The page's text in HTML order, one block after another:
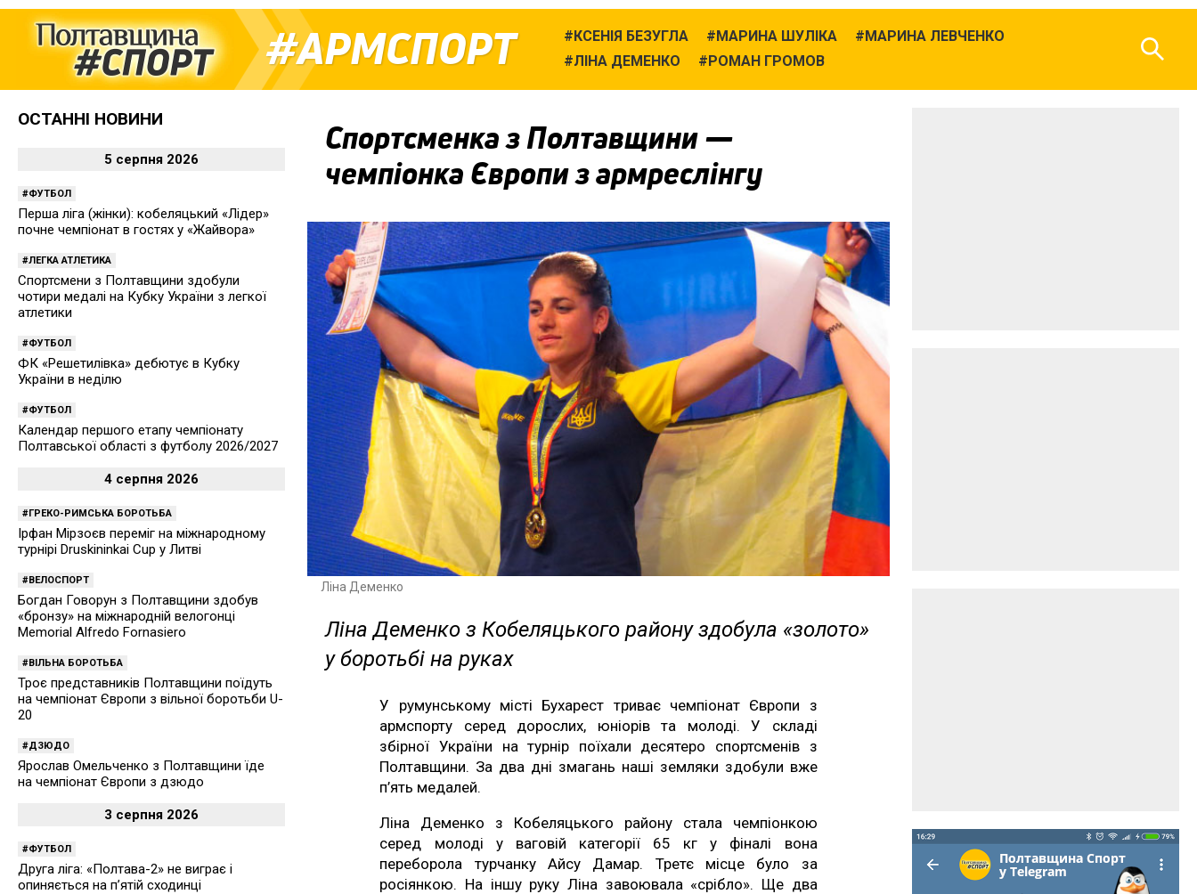
АРМСПОРТ КСЕНІЯ БЕЗУГЛА МАРИНА ШУЛІКА
МАРИНА ЛЕВЧЕНКО
ЛІНА ДЕМЕНКО
РОМАН ГРОМОВ
Спортсменка з Полтавщини —
чемпіонка Європи з армреслінгу
Ліна Деменко
Ліна Деменко з Кобеляцького району здобула «золото»
у боротьбі на руках
У румунському місті Бухарест триває чемпіонат Європи з
армспорту серед дорослих, юніорів та молоді. У складі
збірної України на турнір поїхали десятеро спортсменів з
Полтавщини. За два дні змагань наші земляки здобули вже
п’ять медалей.
Ліна Деменко з Кобеляцького району стала чемпіонкою
серед молоді у ваговій категорії 65 кг у фіналі вона
переборола турчанку Айсу Дамар. Третє місце було за
росіянкою. На іншу руку Ліна завоювала «срібло». Ще два
ОСТАННІ НОВИНИ
5 серпня 2026
ФУТБОЛ
Перша ліга (жінки): кобеляцький «Лідер»
почне чемпіонат в гостях у «Жайвора»
ЛЕГКА АТЛЕТИКА
Спортсмени з Полтавщини здобули
чотири медалі на Кубку України з легкої
атлетики
ФУТБОЛ
ФК «Решетилівка» дебютує в Кубку
України в неділю
ФУТБОЛ
Календар першого етапу чемпіонату
Полтавської області з футболу 2026/2027
4 серпня 2026
ГРЕКО-РИМСЬКА БОРОТЬБА
Ірфан Мірзоєв переміг на міжнародному
турнірі Druskininkai Cup у Литві
ВЕЛОСПОРТ
Богдан Говорун з Полтавщини здобув
«бронзу» на міжнародній велогонці
Memorial Alfredo Fornasiero
ВІЛЬНА БОРОТЬБА
Троє представників Полтавщини поїдуть
на чемпіонат Європи з вільної боротьби U-
20
ДЗЮДО
Ярослав Омельченко з Полтавщини їде
на чемпіонат Європи з дзюдо
3 серпня 2026
ФУТБОЛ
Друга ліга: «Полтава-2» не виграє і
опиняється на п’ятій сходинці